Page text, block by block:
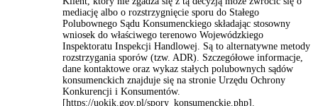
mediację albo o rozstrzygnięcie sporu do Stałego
Polubownego Sądu Konsumenckiego składając stosowny
wniosek do właściwego terenowo Wojewódzkiego
Inspektoratu Inspekcji Handlowej. Są to alternatywne metody
rozstrzygania sporów (tzw. ADR). Szczegółowe informacje,
dane kontaktowe oraz wykaz stałych polubownych sądów
konsumenckich znajduje się na stronie Urzędu Ochrony
Konkurencji i Konsumentów.
[https://uokik.gov.pl/spory_konsumenckie.php].